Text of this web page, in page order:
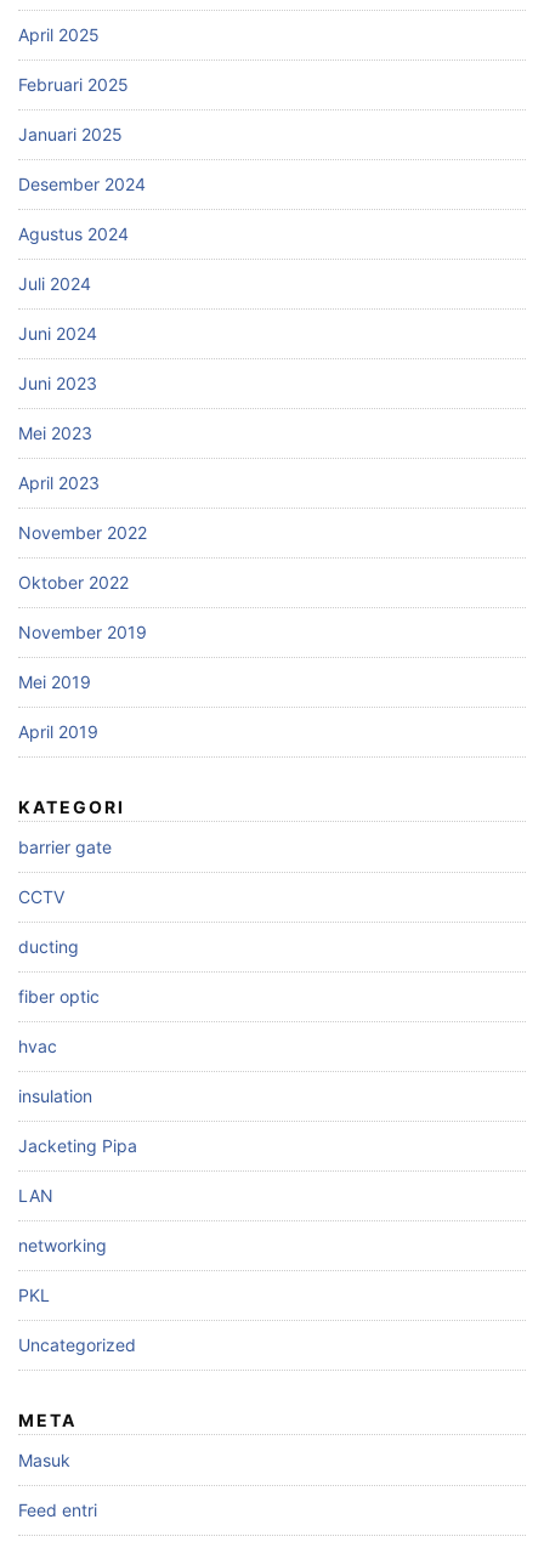
April 2025
Februari 2025
Januari 2025
Desember 2024
Agustus 2024
Juli 2024
Juni 2024
Juni 2023
Mei 2023
April 2023
November 2022
Oktober 2022
November 2019
Mei 2019
April 2019
KATEGORI
barrier gate
CCTV
ducting
fiber optic
hvac
insulation
Jacketing Pipa
LAN
networking
PKL
Uncategorized
META
Masuk
Feed entri